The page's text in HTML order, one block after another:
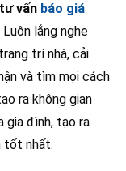
tư vấn báo giá
lắng nghe
trí nhà, cải
và tìm mọi cách
ra không gian
gia đình, tạo ra
tốt nhất.